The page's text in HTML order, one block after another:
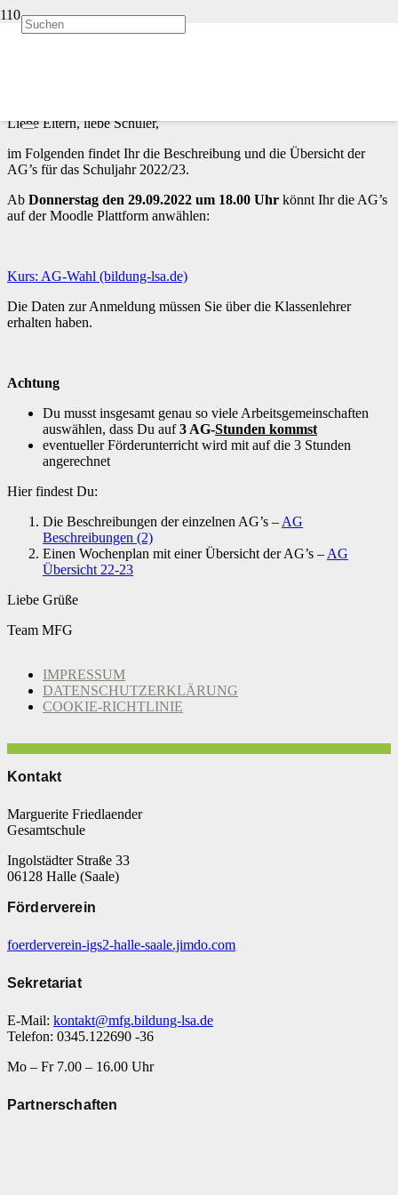
Start
Liebe Eltern, liebe Schüler,
im Folgenden findet Ihr die Beschreibung und die Übersicht der
AG’s für das Schuljahr 2022/23.
Ab Donnerstag den 29.09.2022 um 18.00 Uhr könnt Ihr die AG’s
auf der Moodle Plattform anwählen:
Kurs: AG-Wahl (bildung-lsa.de)
Die Daten zur Anmeldung müssen Sie über die Klassenlehrer
erhalten haben.
Achtung
Du musst insgesamt genau so viele Arbeitsgemeinschaften
auswählen, dass Du auf3 AG-Stunden kommst
eventueller Förderunterricht wird mit auf die 3 Stunden
angerechnet
Hier findest Du:
Die Beschreibungen der einzelnen AG’s – AG
Beschreibungen (2)
Einen Wochenplan mit einer Übersicht der AG’s – AG
Übersicht 22-23
Liebe Grüße
Team MFG
IMPRESSUM
DATENSCHUTZERKLÄRUNG
COOKIE-RICHTLINIE
Kontakt
Marguerite Friedlaender
Gesamtschule
Ingolstädter Straße 33
06128 Halle (Saale)
Förderverein
foerderverein-igs2-halle-saale.jimdo.com
Sekretariat
E-Mail: kontakt@mfg.bildung-lsa.de
Telefon: 0345.122690 -36
Mo – Fr 7.00 – 16.00 Uhr
Partnerschaften